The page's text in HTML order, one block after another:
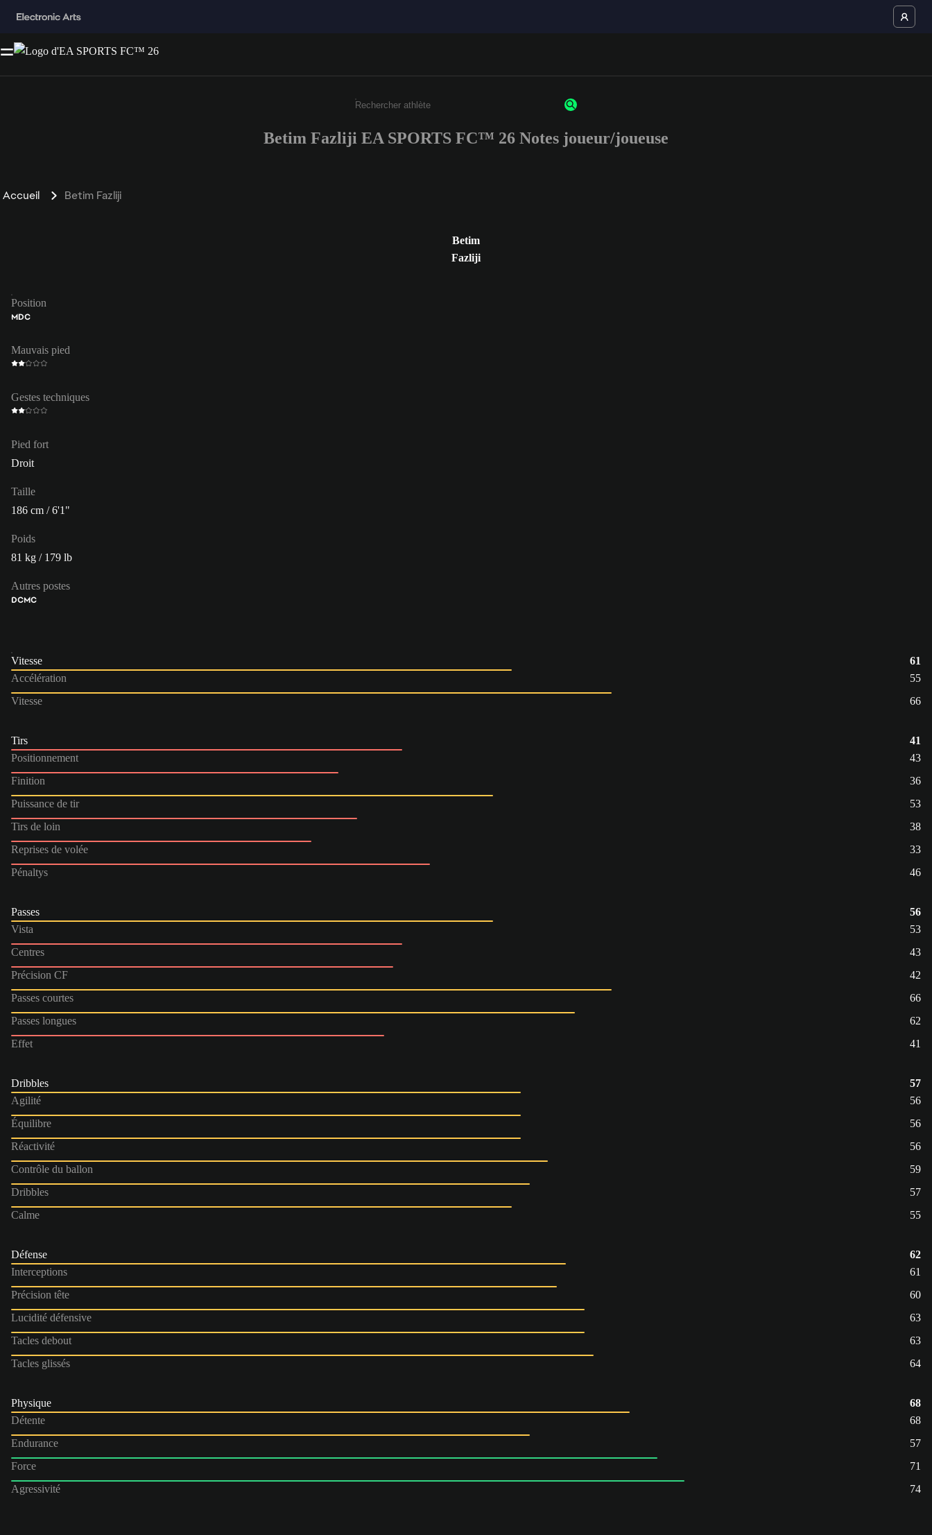
Saisissez au moins 3 caractères ou chiffres.
Betim Fazliji EA SPORTS FC™ 26 Notes joueur/joueuse
Accueil Betim Fazliji
Betim
Fazliji
Position
MDC
Mauvais pied
Gestes techniques
Pied fort
Droit
Taille
186 cm / 6'1"
Poids
81 kg / 179 lb
Autres postes
DCMC
Vitesse
61
Accélération
55
Vitesse
66
Tirs
41
Positionnement
43
Finition
36
Puissance de tir
53
Tirs de loin
38
Reprises de volée
33
Pénaltys
46
Passes
56
Vista
53
Centres
43
Précision CF
42
Passes courtes
66
Passes longues
62
Effet
41
Dribbles
57
Agilité
56
Équilibre
56
Réactivité
56
Contrôle du ballon
59
Dribbles
57
Calme
55
Défense
62
Interceptions
61
Précision tête
60
Lucidité défensive
63
Tacles debout
63
Tacles glissés
64
Physique
68
Détente
68
Endurance
57
Force
71
Agressivité
74